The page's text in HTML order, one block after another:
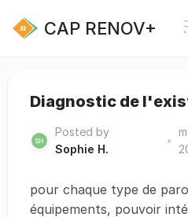
CAP RENOV+
Diagnostic de
Posted by
Sophie H.
•
pour chaque type de
équipements, pouvoir